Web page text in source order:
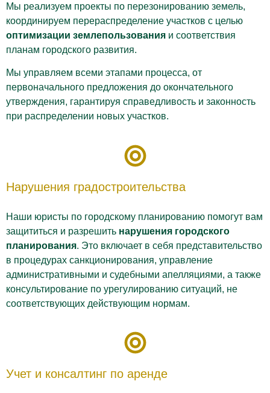
Мы реализуем проекты по перезонированию земель,
координируем перераспределение участков с целью
оптимизации землепользования и соответствия
планам городского развития.
Мы управляем всеми этапами процесса, от
первоначального предложения до окончательного
утверждения, гарантируя справедливость и законность
при распределении новых участков.
Нарушения градостроительства
Наши юристы по городскому планированию помогут вам
защититься и разрешить нарушения городского
планирования. Это включает в себя представительство
в процедурах санкционирования, управление
административными и судебными апелляциями, а также
консультирование по урегулированию ситуаций, не
соответствующих действующим нормам.
Учет и консалтинг по аренде